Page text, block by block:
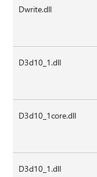
Dwrite.dll
D3d10_1.dll
D3d10_1core.dll
D3d10_1.dll